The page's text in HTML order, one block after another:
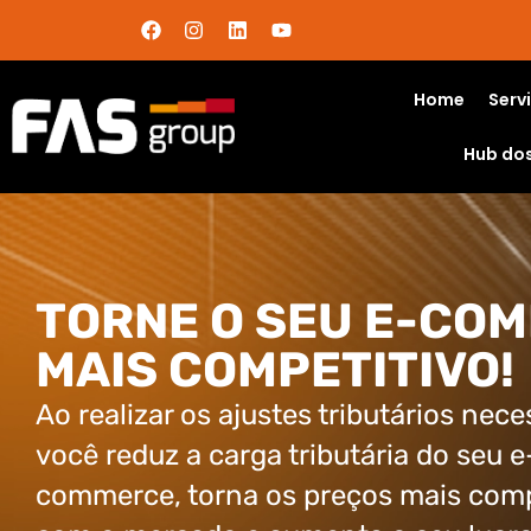
Home
Hub
TORNE O SEU E-
MAIS COMPETITIVO!
Ao realizar os ajustes tributários
você reduz a carga tributária do seu
commerce, torna os preços mais